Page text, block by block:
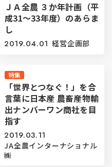
ＪＡ全農 ３か年計画（平
成31〜33年度）のあらま
し
2019.04.01 経営企画部
特集
「世界とつなぐ！」を合
言葉に日本産 農畜産物輸
出ナンバーワン商社を目
指す
2019.03.11
JA全農インターナショナル
㈱